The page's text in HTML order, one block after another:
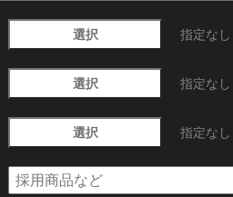
選択 指定なし
選択 指定なし
選択 指定なし